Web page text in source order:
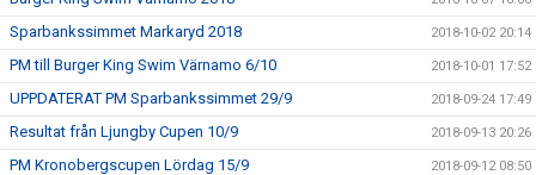
Sparbankssimmet Markaryd 2018 2018-10-02 20:14
PM till Burger King Swim Värnamo 6/10 2018-10-01 17:52
UPPDATERAT PM Sparbankssimmet 29/9 2018-09-24 17:49
Resultat från Ljungby Cupen 10/9 2018-09-13 20:26
PM Kronobergscupen Lördag 15/9 2018-09-12 08:50